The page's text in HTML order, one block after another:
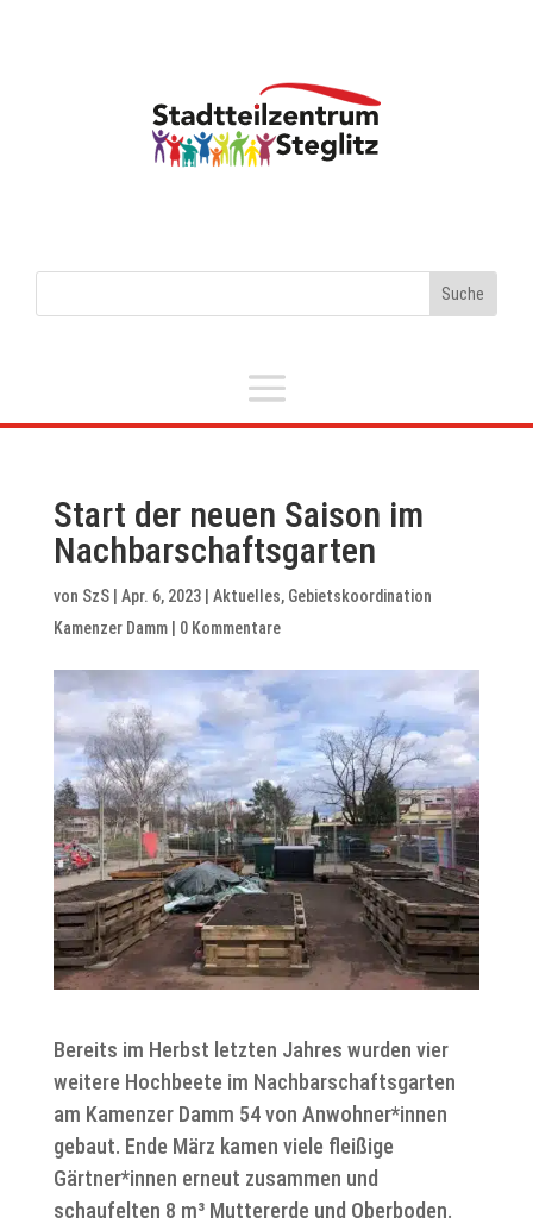
Start der neuen Saison im
Nachbarschaftsgarten
von SzS| Apr. 6, 2023| Aktuelles, Gebietskoordination
Kamenzer Damm| 0 Kommentare
Bereits im Herbst letzten Jahres wurden vier
weitere Hochbeete im Nachbarschaftsgarten
am Kamenzer Damm 54 von Anwohner*innen
gebaut. Ende März kamen viele fleißige
Gärtner*innen erneut zusammen und
schaufelten 8 m³ Muttererde und Oberboden.